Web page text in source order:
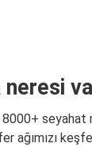
neresi
8000+ seyahat
ağımızı